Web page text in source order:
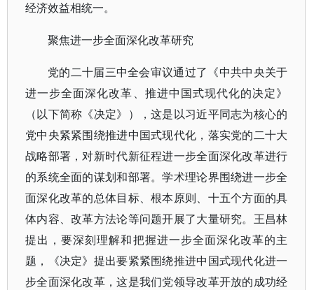
经济效益相统一。
聚焦进一步全面深化改革研究
党的二十届三中全会审议通过了《中共中央关于
进一步全面深化改革、推进中国式现代化的决定》
（以下简称《决定》），这是以习近平同志为核心的
党中央紧紧围绕推进中国式现代化，落实党的二十大
战略部署，对新时代新征程进一步全面深化改革进行
的系统全面的谋划和部署。学术理论界围绕进一步全
面深化改革的总体目标、根本原则、十五个方面的具
体内容、改革方法论等问题开展了大量研究。王昌林
提出，要深刻理解和把握进一步全面深化改革的主
题，《决定》提出要紧紧围绕推进中国式现代化进一
步全面深化改革，这是我们党领导改革开放的成功经